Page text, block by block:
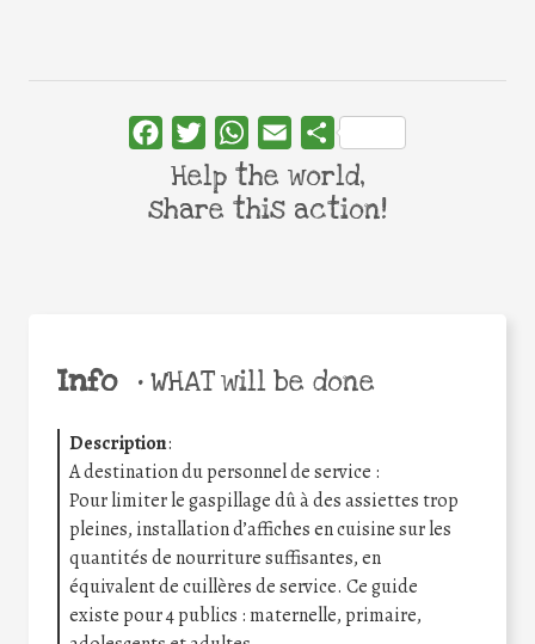
Info •WHAT will be done
Description:
A destination du personnel de service :
Pour limiter le gaspillage dû à des assiettes trop
pleines, installation d’affiches en cuisine sur les
quantités de nourriture suffisantes, en
équivalent de cuillères de service. Ce guide
existe pour 4 publics : maternelle, primaire,
FacebookTwitterWhatsApp
Email Share
Help the world,
share this action!